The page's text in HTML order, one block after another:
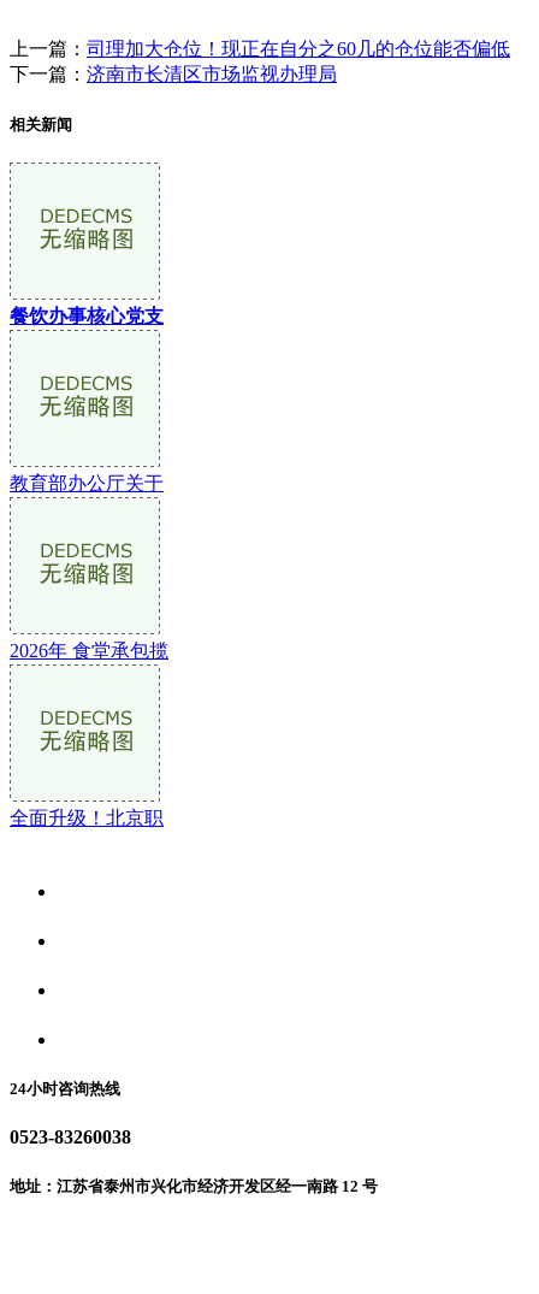
上一篇： 司理加大仓位！现正在自分之60几的仓位能否偏低
下一篇： 济南市长清区市场监视办理局
相关新闻
餐饮办事核心党支
教育部办公厅关于
2026年 食堂承包揽
全面升级！北京职
24小时咨询热线
0523-83260038
地址：江苏省泰州市兴化市经济开发区经一南路 12 号